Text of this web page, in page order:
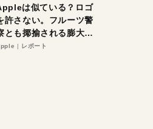
は似ている？ロゴ
許さない。フルーツ警
とも揶揄される膨大な
議申し立て。対象は非
レポート